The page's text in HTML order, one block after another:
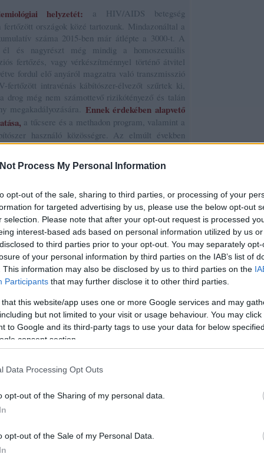
Process My Personal Information
opt-out of the sale, sharing to third parties, or processing of your
for targeted advertising by us, please use the below opt-out
selection. Please note that after your opt-out request is processed
interest-based ads based on personal information utilized by us
to third parties prior to your opt-out. You may separately
of your personal information by third parties on the IAB’s list of
This information may also be disclosed by us to third parties on the
Participants that may further disclose it to other third parties.
that this website/app uses one or more Google services and may
but not limited to your visit or usage behaviour. You may
to Google and its third-party tags to use your data for below
consent section.
Data Processing Opt Outs
opt-out of the Sharing of my personal data.
opt-out of the Sale of my Personal Data.
helyzetét: a HIV/AIDS betegség
országok közé tartozunk. Mindazonáltal a
száma 2015-ben már átlépte a 3000-t. A
él és nagyrészt még mindig a homoszexuális
fertőzés, vagy vérkészítménnyel történő átvitel
fordul elő anyáról magzatra való transzmisszió
intravénás kábítószer-élvezőt szűrtek ki,
drog még nem számottevő rizikótényező és talán
megakadályozására. Ennek érdekében alapvető
a tűcsere és a methadon program, valamint a
használó közösségre. Az elmúlt években
és a prostitúció terjedése, valamint az
növekedése együttesen hozzájárulnak a
munkát mindenképpen ki kell terjeszteni a
mindennap lehetőleg ugyanabban az
már néhány dózis elhagyása gyógyszer-
Egyeseknél súlyos gyógyszer-mellékhatások
az alkalmazott szerekre (pl. primer
esetén).
a gyógyszereket a pácienseknek mai tudásunk
protokollok szerint anti-retrovirális gyógyszer
ajánlott szednie, függetlenül a betegség
a vírusmennyiség a kimutathatósági szint alá
immunrendszer a lehető legnagyobb mértékben
mm3fölé). A kezelés megszakítása a vírusok
végső soron az AIDS kialukálásához
a fejlett országokhoz hasonlóan, hazánkban is az
óta folyamatosan csökkent (1996-ban 46, 2001-
majd újra emelkedett (2014-ben már 51 esetet
okozta halálozásról is, 1994-ben még 34, 2010-
betegség következtében. Az opportunista
jelentkező, illetve az AIDS stádiumot
opportunista infekciók nagy része gyógyítható,